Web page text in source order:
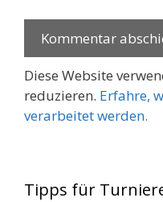
Diese Website
reduzieren. Erfahre,
verarbeitet werden.
Tipps für